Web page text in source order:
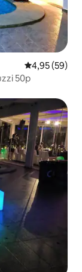
Prosječna
4,95 (59)
50p